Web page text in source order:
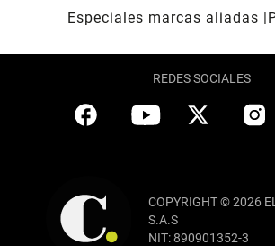
Especiales marcas aliadas
REDES SOCIALES
COPYRIGHT © 2026
S.A.S
NIT: 890901352-3